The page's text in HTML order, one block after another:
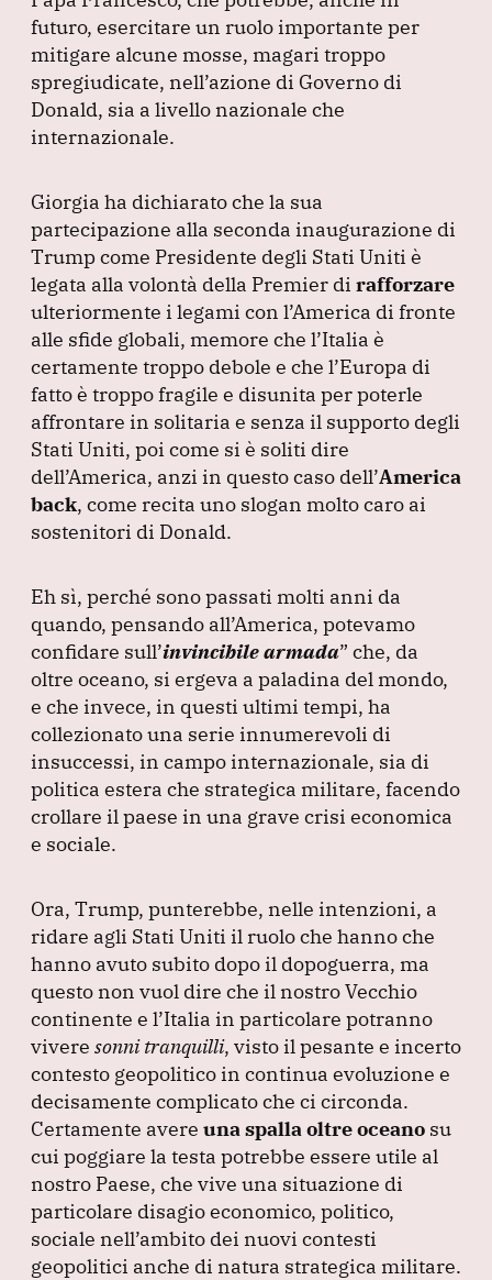
futuro, esercitare un ruolo importante per
mitigare alcune mosse, magari troppo
spregiudicate, nell’azione di Governo di
Donald, sia a livello nazionale che
internazionale.
Giorgia ha dichiarato che la sua
partecipazione alla seconda inaugurazione di
Trump come Presidente degli Stati Uniti è
legata alla volontà della Premier di rafforzare
ulteriormente i legami con l’America di fronte
alle sfide globali, memore che l’Italia è
certamente troppo debole e che l’Europa di
fatto è troppo fragile e disunita per poterle
affrontare in solitaria e senza il supporto degli
Stati Uniti, poi come si è soliti dire
dell’America, anzi in questo caso dell’America
back, come recita uno slogan molto caro ai
sostenitori di Donald.
Eh sì, perché sono passati molti anni da
quando, pensando all’America, potevamo
confidare sull’invincibile armada” che, da
oltre oceano, si ergeva a paladina del mondo,
e che invece, in questi ultimi tempi, ha
collezionato una serie innumerevoli di
insuccessi, in campo internazionale, sia di
politica estera che strategica militare, facendo
crollare il paese in una grave crisi economica
e sociale.
Ora, Trump, punterebbe, nelle intenzioni, a
ridare agli Stati Uniti il ruolo che hanno che
hanno avuto subito dopo il dopoguerra, ma
questo non vuol dire che il nostro Vecchio
continente e l’Italia in particolare potranno
vivere sonni tranquilli, visto il pesante e incerto
contesto geopolitico in continua evoluzione e
decisamente complicato che ci circonda.
Certamente avere una spalla oltre oceano su
cui poggiare la testa potrebbe essere utile al
nostro Paese, che vive una situazione di
particolare disagio economico, politico,
sociale nell’ambito dei nuovi contesti
geopolitici anche di natura strategica militare.